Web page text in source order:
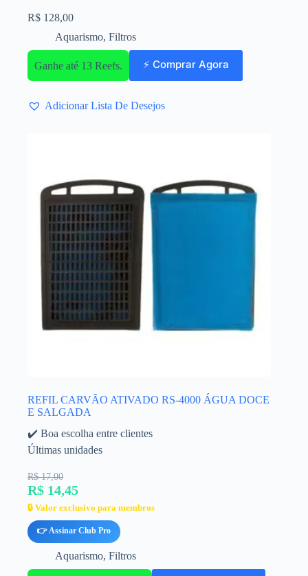
R$ 128,00
Aquarismo, Filtros
Ganhe até 13 Reefs. ⚡ Comprar Agora
Adicionar Lista De Desejos
REFIL CARVÃO ATIVADO RS-4000 ÁGUA DOCE
E SALGADA
✔️ Boa escolha entre clientes
Últimas unidades
R$ 17,00
R$ 14,45
🔒 Valor exclusivo para membros
👉 Assinar Club Pro
Aquarismo, Filtros